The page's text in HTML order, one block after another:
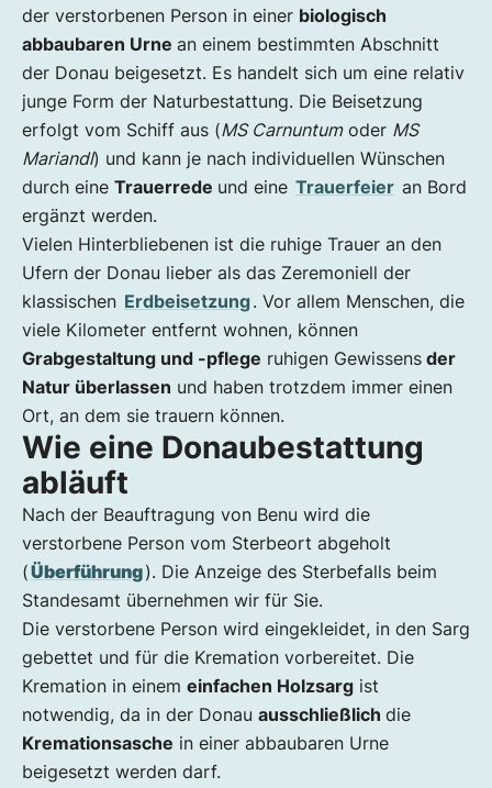
der verstorbenen Person in einer biologisch
abbaubaren Urne an einem bestimmten Abschnitt
der Donau beigesetzt. Es handelt sich um eine relativ
junge Form der Naturbestattung. Die Beisetzung
erfolgt vom Schiff aus (MS Carnuntumoder MS
Mariandl) und kann je nach individuellen Wünschen
durch eine Trauerrede und eine Trauerfeier an Bord
ergänzt werden.
Vielen Hinterbliebenen ist die ruhige Trauer an den
Ufern der Donau lieber als das Zeremoniell der
klassischen Erdbeisetzung. Vor allem Menschen, die
viele Kilometer entfernt wohnen, können
Grabgestaltung und -pflege ruhigen Gewissens der
Natur überlassen und haben trotzdem immer einen
Ort, an dem sie trauern können.
Wie eine Donaubestattung
abläuft
Nach der Beauftragung von Benu wird die
verstorbene Person vom Sterbeort abgeholt
(Überführung). Die Anzeige des Sterbefalls beim
Standesamt übernehmen wir für Sie.
Die verstorbene Person wird eingekleidet, in den Sarg
gebettet und für die Kremation vorbereitet. Die
Kremation in einem einfachen Holzsarg ist
notwendig, da in der Donau ausschließlich die
Kremationsasche in einer abbaubaren Urne
beigesetzt werden darf.